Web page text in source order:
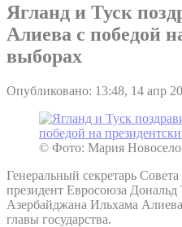
Ягланд и Туск
Алиева с победой
выборах
Опубликовано: 13:48, 14 апр
© Фото: Мария
Генеральный секретарь
президент Евросоюза Дональд
Азербайджана Ильхама
главы государства.